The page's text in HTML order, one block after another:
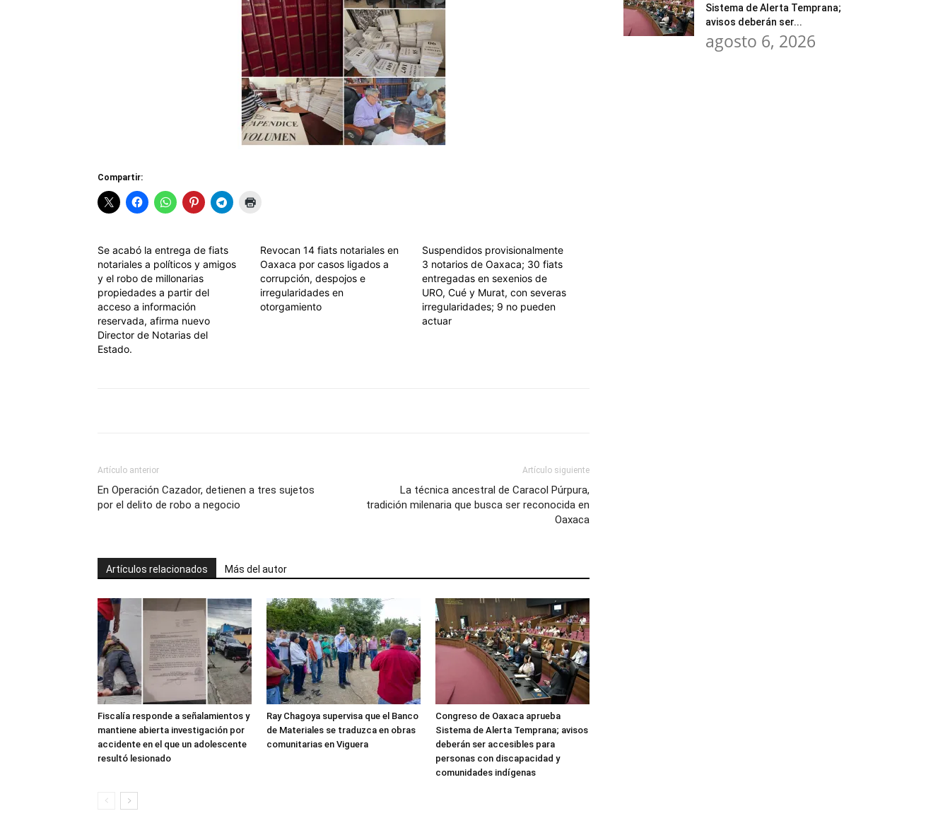
Compartir:
Se acabó la entrega de fiats
notariales a políticos y amigos
y el robo de millonarias
propiedades a partir del
acceso a información
reservada, afirma nuevo
Director de Notarias del
Estado.
Revocan 14 fiats notariales en
Oaxaca por casos ligados a
corrupción, despojos e
irregularidades en
otorgamiento
Suspendidos provisionalmente
3 notarios de Oaxaca; 30 fiats
entregadas en sexenios de
URO, Cué y Murat, con severas
irregularidades; 9 no pueden
actuar
Artículo anterior
En Operación Cazador, detienen a tres sujetos
por el delito de robo a negocio
Artículo siguiente
La técnica ancestral de Caracol Púrpura,
tradición milenaria que busca ser reconocida en
Oaxaca
Artículos relacionados Más del autor
Fiscalía responde a señalamientos y
mantiene abierta investigación por
accidente en el que un adolescente
resultó lesionado
Ray Chagoya supervisa que el Banco
de Materiales se traduzca en obras
comunitarias en Viguera
Congreso de Oaxaca aprueba
Sistema de Alerta Temprana; avisos
deberán ser accesibles para
personas con discapacidad y
comunidades indígenas
Sistema de Alerta Temprana;
avisos deberán ser...
agosto 6, 2026